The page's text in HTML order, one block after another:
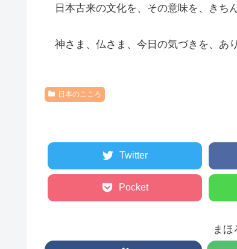
日本古来の文化を、その意味を、きち
神さま、仏さま、今日の気づきを、あ
日本のこころ
Twitter
Pocket
まほ